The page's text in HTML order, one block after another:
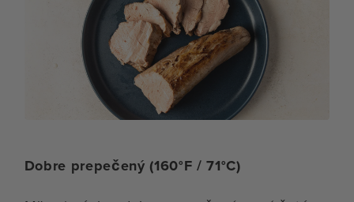
Dobre prepečený (160°F / 71°C)